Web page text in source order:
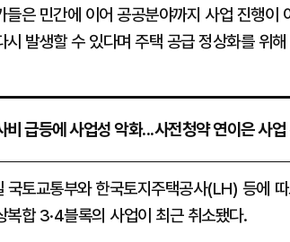
들은 민간에 이어 공공분야까지 사업 진행이
시 발생할 수 있다며 주택 공급 정상화를 위
비 급등에 사업성 악화...사전청약 연이은 사업
국토교통부와 한국토지주택공사(LH) 등에
복합 3·4블록의 사업이 최근 취소됐다.